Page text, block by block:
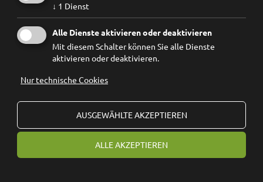
Ich habe dieDatenschutzbestimmungen
erkenne diese ausdrücklich an.
© 2026
Forum Prävention
Stiftung Forum Prävention KDS
↓ 1 Dienst
Alle Dienste aktivieren oder deaktivieren
Mit diesem Schalter können Sie alle Dienste
aktivieren oder deaktivieren.
Nur technische Cookies
AUSGEWÄHLTE AKZEPTIEREN
ALLE AKZEPTIEREN